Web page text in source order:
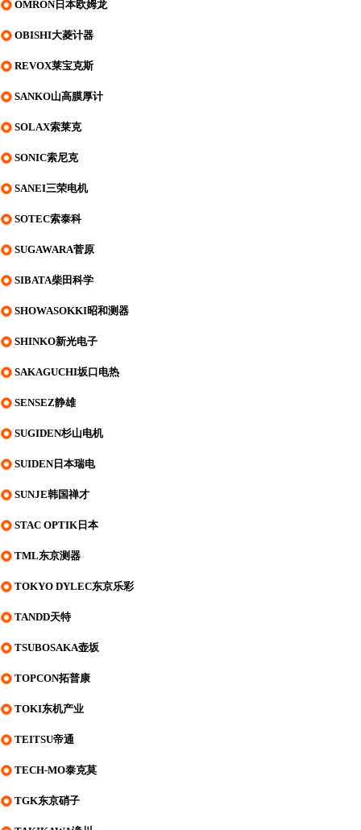
OMRON日本欧姆龙
OBISHI大菱计器
REVOX莱宝克斯
SANKO山高膜厚计
SOLAX索莱克
SONIC索尼克
SANEI三荣电机
SOTEC索泰科
SUGAWARA菅原
SIBATA柴田科学
SHOWASOKKI昭和测器
SHINKO新光电子
SAKAGUCHI坂口电热
SENSEZ静雄
SUGIDEN杉山电机
SUIDEN日本瑞电
SUNJE韩国禅才
STAC OPTIK日本
TML东京测器
TOKYO DYLEC东京乐彩
TANDD天特
TSUBOSAKA壶坂
TOPCON拓普康
TOKI东机产业
TEITSU帝通
TECH-MO泰克莫
TGK东京硝子